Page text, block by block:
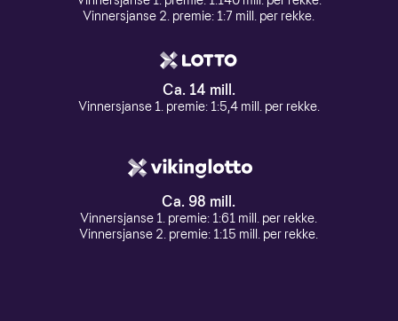
Vinnersjanse 2. premie: 1:7 mill. per rekke.
Ca. 14 mill.
Vinnersjanse 1. premie: 1:5,4 mill. per rekke.
Ca. 98 mill.
Vinnersjanse 1. premie: 1:61 mill. per rekke.
Vinnersjanse 2. premie: 1:15 mill. per rekke.